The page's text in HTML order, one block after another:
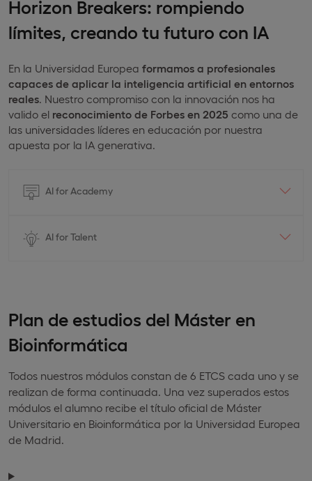
Horizon Breakers: rompiendo
límites, creando tu futuro con IA
En la Universidad Europea formamos a profesionales
capaces de aplicar la inteligencia artificial en entornos
reales . Nuestro compromiso con la innovación nos ha
valido el reconocimiento de Forbes en 2025 como una de
las universidades líderes en educación por nuestra
apuesta por la IA generativa.
AI for Academy
AI for Talent
Plan de estudios del Máster en
Bioinformática
Todos nuestros módulos constan de 6 ETCS cada uno y se
realizan de forma continuada. Una vez superados estos
módulos el alumno recibe el título oficial de Máster
Universitario en Bioinformática por la Universidad Europea
de Madrid.